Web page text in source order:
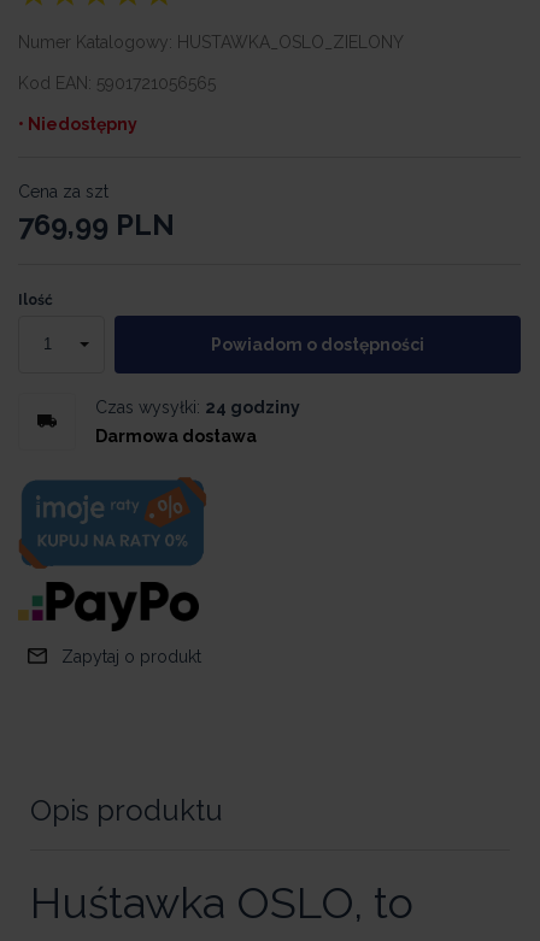
Numer Katalogowy: HUSTAWKA_OSLO_ZIELONY
Kod EAN: 5901721056565
• Niedostępny
Cena za szt
769,99 PLN
Ilość
Powiadom o dostępności
Czas wysyłki: 24 godziny
Darmowa dostawa
Zapytaj o produkt
Opis produktu
Huśtawka OSLO, to